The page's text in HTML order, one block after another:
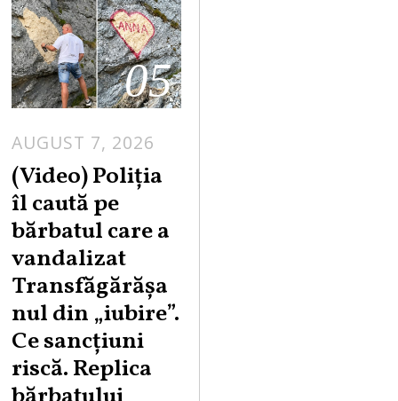
05
AUGUST 7, 2026
U
G
S
7
,
(Video) Poliția
îl caută pe
bărbatul care a
vandalizat
Transfăgărășa
nul din „iubire”.
Ce sancțiuni
riscă. Replica